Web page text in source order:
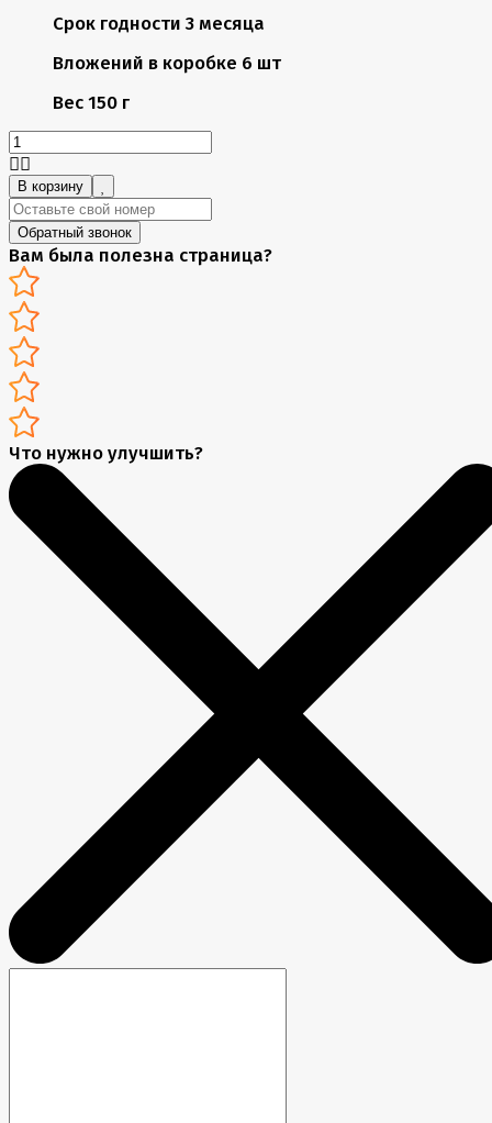
Срок годности 3 месяца
Вложений в коробке 6 шт
Вес 150 г
В корзину
Обратный звонок
Вам была полезна страница?
Что нужно улучшить?